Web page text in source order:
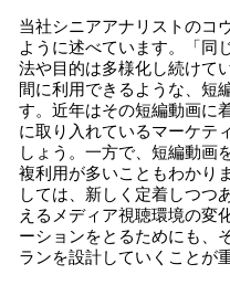
当社シニアアナリストのコ
ように述べています。「同
法や目的は多様化し続けて
間に利用できるような、短
す。近年はその短編動画に
に取り入れているマーケテ
しょう。一方で、短編動画
複利用が多いこともわかり
しては、新しく定着しつつ
えるメディア視聴環境の変
ーションをとるためにも、
ランを設計していくことが